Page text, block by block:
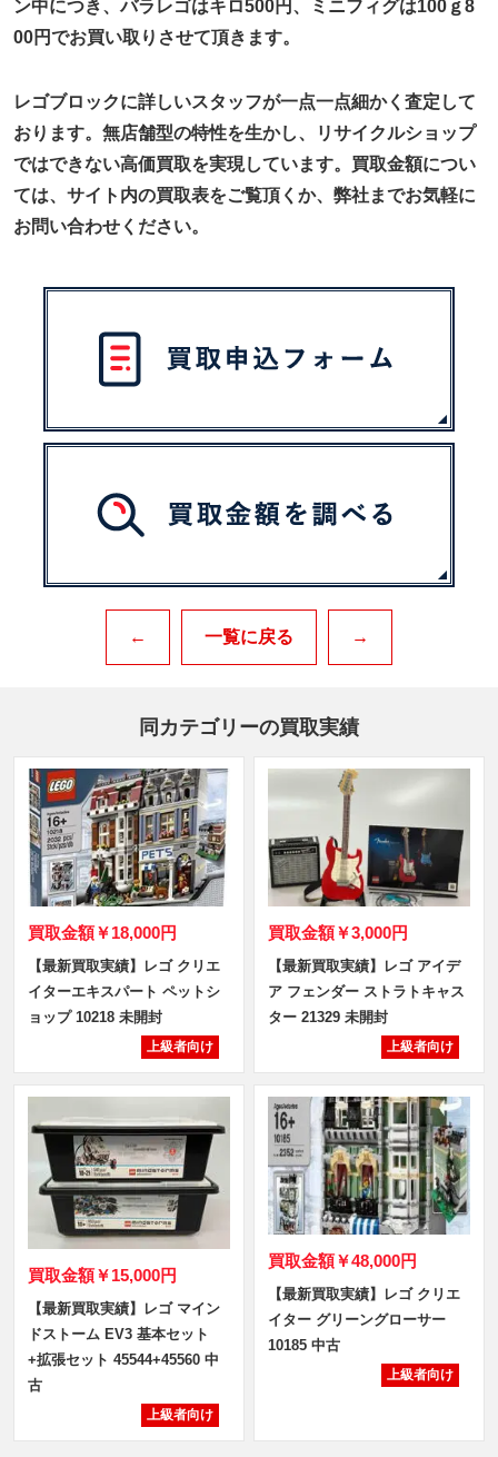
ン中につき、バラレゴはキロ500円、ミニフィグは100ｇ8
00円でお買い取りさせて頂きます。
レゴブロックに詳しいスタッフが一点一点細かく査定して
おります。無店舗型の特性を生かし、リサイクルショップ
ではできない高価買取を実現しています。買取金額につい
ては、サイト内の買取表をご覧頂くか、弊社までお気軽に
お問い合わせください。
← 一覧に戻る →
同カテゴリーの買取実績
買取金額￥18,000円
【最新買取実績】レゴ クリエ
イターエキスパート ペットシ
ョップ 10218 未開封
上級者向け
買取金額￥3,000円
【最新買取実績】レゴ アイデ
ア フェンダー ストラトキャス
ター 21329 未開封
上級者向け
買取金額￥15,000円
【最新買取実績】レゴ マイン
ドストーム EV3 基本セット
+拡張セット 45544+45560 中
古
上級者向け
買取金額￥48,000円
【最新買取実績】レゴ クリエ
イター グリーングローサー
10185 中古
上級者向け